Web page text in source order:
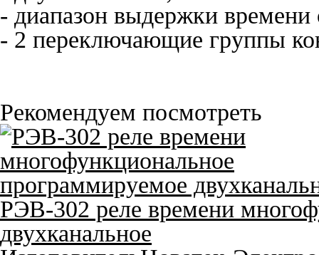
- диапазон выдержки
- 2 переключающие группы
Рекомендуем посмотреть
РЭВ-302 реле времени
двухканальное